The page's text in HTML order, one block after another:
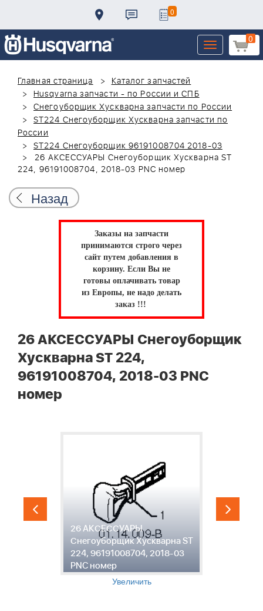
0
0
Toggle
navigation
Главная страница
Каталог запчастей
Husqvarna запчасти - по России и СПБ
Снегоуборщик Хускварна запчасти по России
ST224 Снегоуборщик Хускварна запчасти по
России
ST224 Снегоуборщик 96191008704 2018-03
26 АКСЕССУАРЫ Снегоуборщик Хускварна ST
224, 96191008704, 2018-03 PNC номер
Назад
Заказы на запчасти
принимаются строго через
сайт путем добавления в
корзину. Если Вы не
готовы оплачивать товар
из Европы, не надо делать
заказ !!!
26 АКСЕССУАРЫ Снегоуборщик
Хускварна ST 224,
96191008704, 2018-03 PNC
номер
26 АКСЕССУАРЫ
Снегоуборщик Хускварна ST
224, 96191008704, 2018-03
PNC номер
Увеличить